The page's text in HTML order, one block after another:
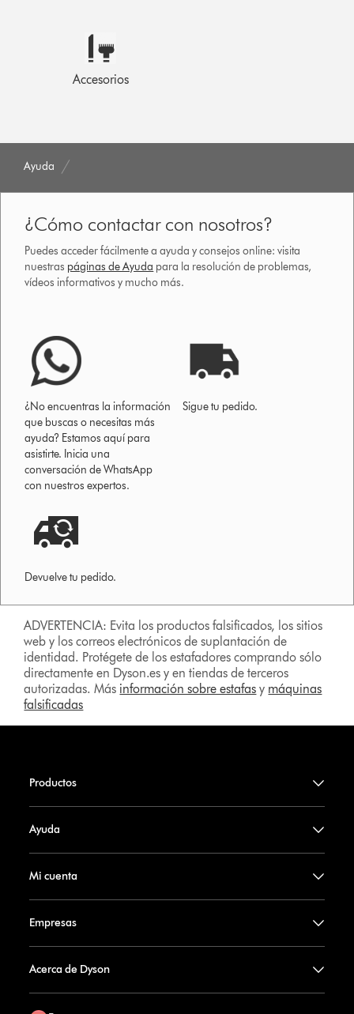
Accesorios
Ayuda
¿Cómo contactar con nosotros?
Puedes acceder fácilmente a ayuda y consejos online: visita
nuestras páginas de Ayuda para la resolución de problemas,
vídeos informativos y mucho más.
¿No encuentras la información
que buscas o necesitas más
ayuda? Estamos aquí para
asistirte. Inicia una
conversación de WhatsApp
con nuestros expertos.
Sigue tu pedido.
Devuelve tu pedido.
ADVERTENCIA: Evita los productos falsificados, los sitios
web y los correos electrónicos de suplantación de
identidad. Protégete de los estafadores comprando sólo
directamente en Dyson.es y en tiendas de terceros
autorizadas. Más información sobre estafas y máquinas
falsificadas
Productos
Ayuda
Mi cuenta
Empresas
Acerca de Dyson